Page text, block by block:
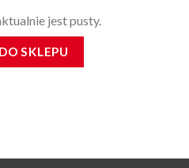
jest pusty.
SKLEPU